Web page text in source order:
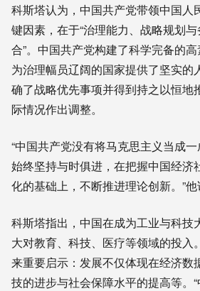
科斯塔认为，中国共产党带领中国人
键因素，在于“治理能力、战略规划
合”。中国共产党构建了科学完备的高
为治理幅员辽阔的国家提供了坚实的
确了战略优先事项并得到持之以恒地
际情况作出调整。
“中国共产党没有将马克思主义当成
始终坚持与时俱进，在把握中国经济
化的基础上，不断推进理论创新。”他
科斯塔指出，中国在成为工业与科技
大对教育、科技、医疗等领域的投入
来重要启示：发展不仅体现在经济数
技的进步与社会保障水平的提高等。